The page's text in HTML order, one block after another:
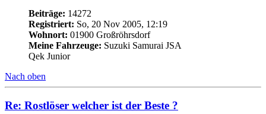
Beiträge: 14272
Registriert: So, 20 Nov 2005, 12:19
Wohnort: 01900 Großröhrsdorf
Meine Fahrzeuge: Suzuki Samurai JSA
Qek Junior
Nach oben
Re: Rostlöser welcher ist der Beste ?